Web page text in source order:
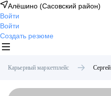
Алёшино (Сасовский район)
Войти
Войти
Создать резюме
Карьерный маркетплейс Сергей